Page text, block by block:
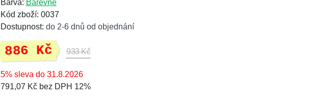
Barva: Barevné
Kód zboží: 0037
Dostupnost: do 2-6 dnů od objednání
886 Kč 933 Kč
5% sleva do 31.8.2026
791,07 Kč bez DPH 12%